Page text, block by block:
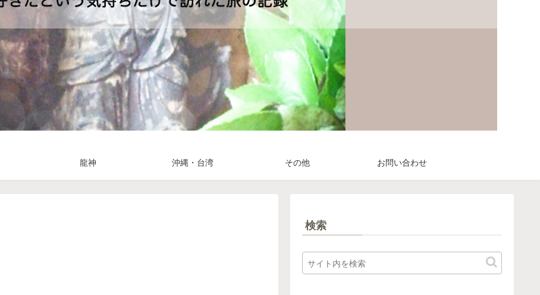
龍神 沖縄・台湾 その他 お問い合わせ
検索